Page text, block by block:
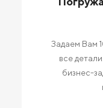
Задаем Вам
все
бизнес-